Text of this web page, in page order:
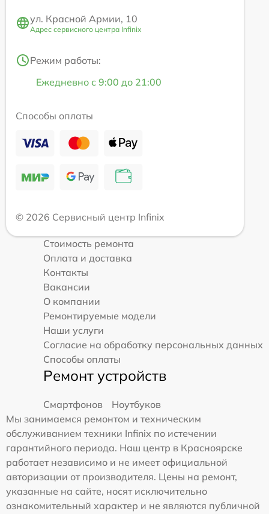
ул. Красной Армии, 10
Адрес сервисного центра Infinix
Режим работы:
Ежедневно с 9:00 до 21:00
Способы оплаты
© 2026 Сервисный центр Infinix
Стоимость ремонта
Оплата и доставка
Контакты
Вакансии
О компании
Ремонтируемые модели
Наши услуги
Согласие на обработку персональных данных
Способы оплаты
Ремонт устройств
Смартфонов
Ноутбуков
Мы занимаемся ремонтом и техническим
обслуживанием техники Infinix по истечении
гарантийного периода. Наш центр в Красноярске
работает независимо и не имеет официальной
авторизации от производителя. Цены на ремонт,
указанные на сайте, носят исключительно
ознакомительный характер и не являются публичной